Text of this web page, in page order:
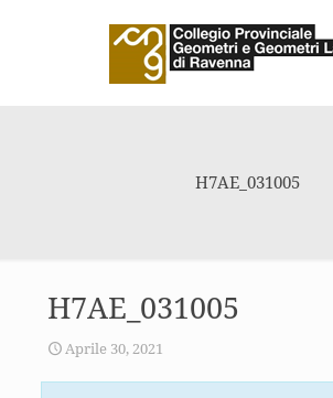
H7AE_031005
H7AE_031005
Aprile 30, 2021